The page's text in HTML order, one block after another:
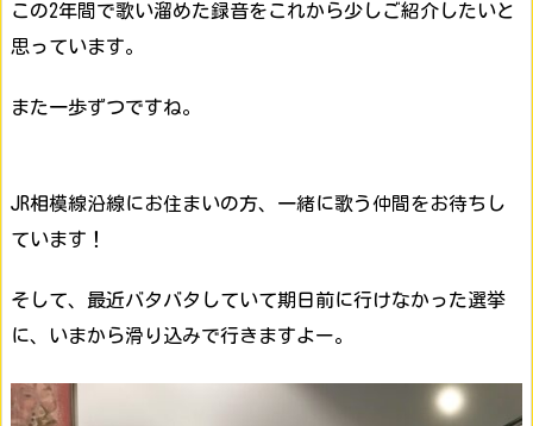
この2年間で歌い溜めた録音をこれから少しご紹介したいと
思っています。
また一歩ずつですね。
JR相模線沿線にお住まいの方、一緒に歌う仲間をお待ちし
ています！
そして、最近バタバタしていて期日前に行けなかった選挙
に、いまから滑り込みで行きますよー。